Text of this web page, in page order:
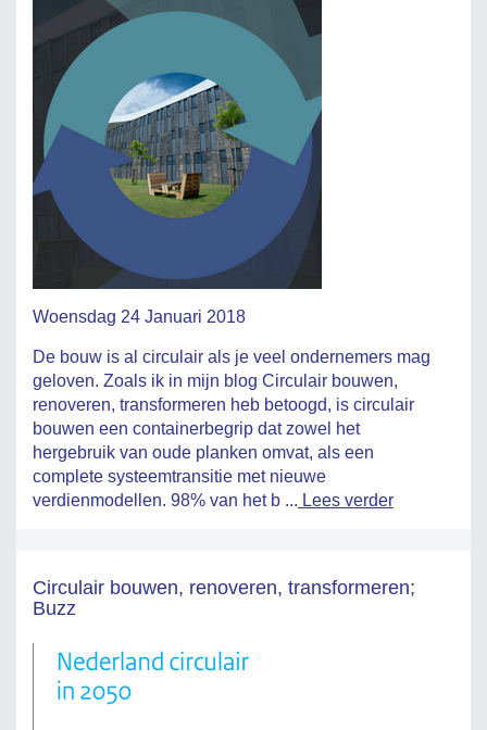
Woensdag 24 Januari 2018
De bouw is al circulair als je veel ondernemers mag
geloven. Zoals ik in mijn blog Circulair bouwen,
renoveren, transformeren heb betoogd, is circulair
bouwen een containerbegrip dat zowel het
hergebruik van oude planken omvat, als een
complete systeemtransitie met nieuwe
verdienmodellen. 98% van het b ... Lees verder
Circulair bouwen, renoveren, transformeren;
Buzz